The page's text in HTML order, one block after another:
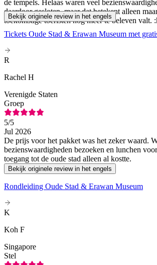
de tempels. Helaas waren veel
daardoor gesloten, maar dat betekent alleen
toekomstige toeristen nog meer te beleven valt.
Bekijk originele review in het engels
Tickets Oude Stad & Erawan Museum met
R
Rachel H
Verenigde Staten
Groep
5/5
Jul 2026
De prijs voor het pakket was het zeker waard.
bezienswaardigheden bezoeken en lunchen
toegang tot de oude stad alleen al kostte.
Bekijk originele review in het engels
Rondleiding Oude Stad & Erawan Museum
K
Koh F
Singapore
Stel